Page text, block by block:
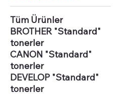
Tüm Ürünler
BROTHER "Standard"
tonerler
CANON "Standard"
tonerler
DEVELOP "Standard"
tonerler